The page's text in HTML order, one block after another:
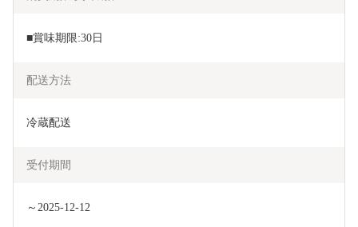
■賞味期限:30日
配送方法
冷蔵配送
受付期間
～2025-12-12